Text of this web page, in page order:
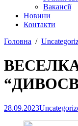
Вакансії
Новини
Контакти
Головна
28.09.2023